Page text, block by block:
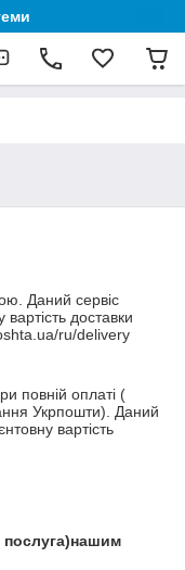
Даний сервіс
доставки
ru/delivery
повній оплаті (
Укрпошти). Даний
вартість
послуга)нашим